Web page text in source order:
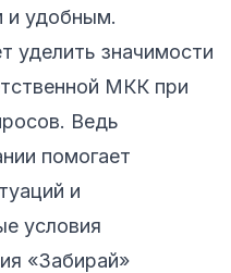
и удобным.
уделить значимости
МКК при
Ведь
помогает
и
условия
«Забирай»